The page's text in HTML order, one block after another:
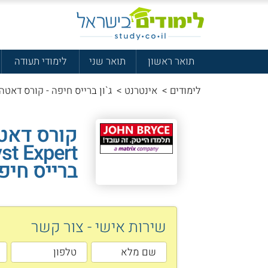
תואר ראשון תואר שני
לימודי תעודה
לימודים > אינטרנט > ג`ון ברייס חיפה - קורס
ברייס
שירות אישי - צור קשר